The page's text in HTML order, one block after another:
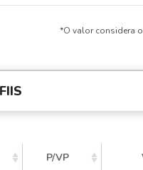
*O valor considera
P/VP